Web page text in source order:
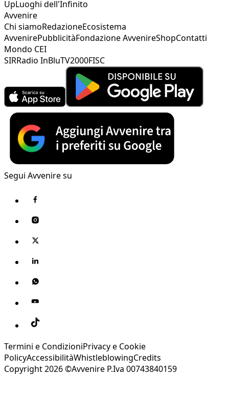
UpLuoghi dell'Infinito
Avvenire
Chi siamoRedazioneEcosistema
AvvenirePubblicitàFondazione AvvenireShopContatti
Mondo CEI
SIRRadio InBluTV2000FISC
Segui Avvenire su
Termini e CondizioniPrivacy e Cookie
PolicyAccessibilitàWhistleblowingCredits
Copyright 2026 ©Avvenire P.Iva 00743840159